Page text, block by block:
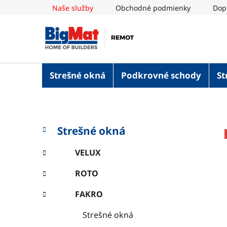
Naše služby Obchodné podmienky
Strešné okná Podkrovné schody
B
o
č
ý
p
Preskočiť
kategórie
K
a
e
g
ó
r
i
Strešné okná
VELUX
ROTO
FAKRO
Strešné okná